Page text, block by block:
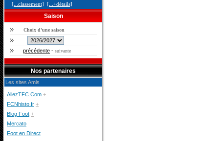
[...classement] [...+détails]
Saison
Choix d'une saison
précédente - suivante
Nos partenaires
Les sites Amis
AllezTFC.Com +
FCNhisto.fr +
Blog Foot +
Mercato
Foot en Direct